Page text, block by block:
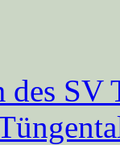
des SV